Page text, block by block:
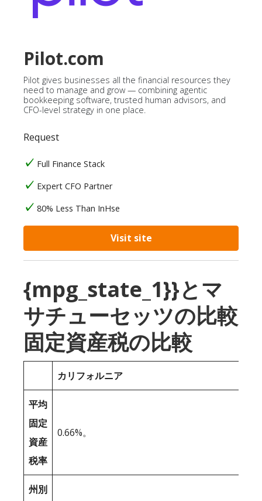
Pilot.com
Pilot gives businesses all the financial resources they
need to manage and grow — combining agentic
bookkeeping software, trusted human advisors, and
CFO-level strategy in one place.
Request
Full Finance Stack
Expert CFO Partner
80% Less Than InHse
Visit site
{mpg_state_1}}とマ
サチューセッツの比較
固定資産税の比較
カリフォルニア
平均
固定
資産
税率
0.66%。
州別